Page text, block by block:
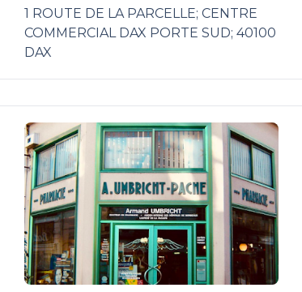
1 ROUTE DE LA PARCELLE; CENTRE
COMMERCIAL DAX PORTE SUD; 40100
DAX